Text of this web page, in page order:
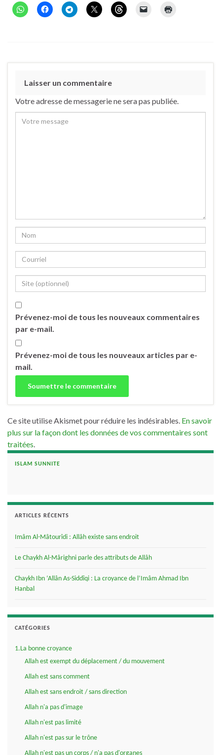
Laisser un commentaire
Votre adresse de messagerie ne sera pas publiée.
Prévenez-moi de tous les nouveaux commentaires
par e-mail.
Prévenez-moi de tous les nouveaux articles par e-
mail.
Ce site utilise Akismet pour réduire les indésirables. En savoir
plus sur la façon dont les données de vos commentaires sont
traitées
ISLAM SUNNITE
ARTICLES RÉCENTS
Imâm Al-Mâtourîdi : Allâh existe sans endroit
Le Chaykh Al-Mârighni parle des attributs de Allâh
Chaykh Ibn ‘Allân As-Siddîqi : La croyance de l’Imâm Ahmad Ibn
Hanbal
CATÉGORIES
1.La bonne croyance
Allah est exempt du déplacement / du mouvement
Allah est sans comment
Allah est sans endroit / sans direction
Allah n'a pas d'image
Allah n'est pas limité
Allah n'est pas sur le trône
Allah n'est pas un corps / n'a pas d'organes